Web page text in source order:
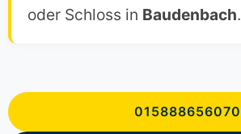
oder Schloss in Baudenbach.
015888656070